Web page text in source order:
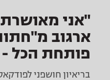
"אני
ארגוב
פותחת הכל -
והטבעת